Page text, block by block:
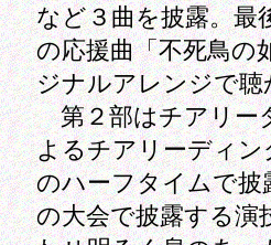
など３曲を披露。最
の応援曲「不死鳥の
ジナルアレンジで
第２部はチアリー
よるチアリーディ
のハーフタイムで披
の大会で披露する演